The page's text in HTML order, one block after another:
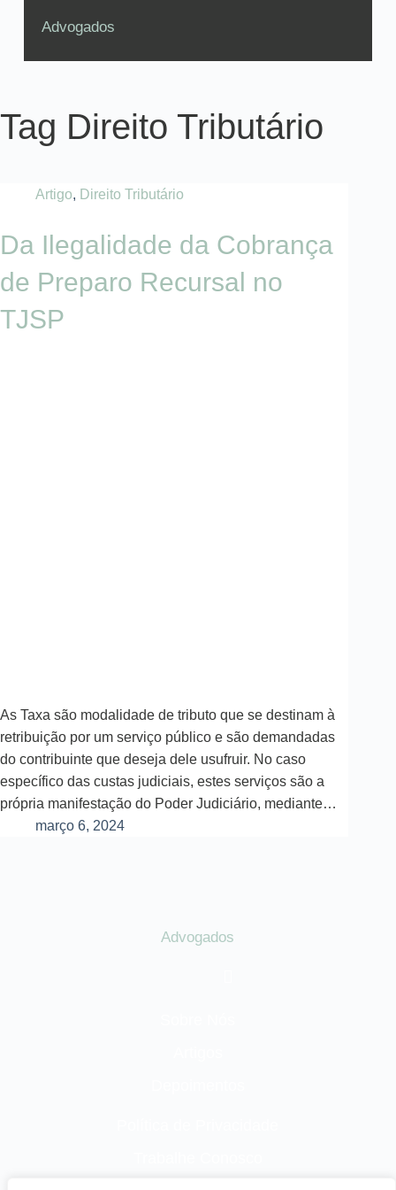
Advogados
Tag Direito Tributário
Artigo, Direito Tributário
Da Ilegalidade da Cobrança
de Preparo Recursal no
TJSP
As Taxa são modalidade de tributo que se destinam à
retribuição por um serviço público e são demandadas
do contribuinte que deseja dele usufruir. No caso
específico das custas judiciais, estes serviços são a
própria manifestação do Poder Judiciário, mediante…
março 6, 2024
Advogados